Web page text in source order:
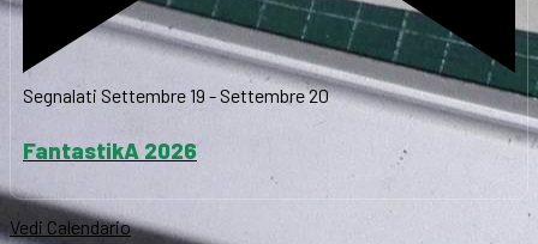
Segnalati Settembre 19 -Settembre 20
FantastikA 2026
Vedi Calendario